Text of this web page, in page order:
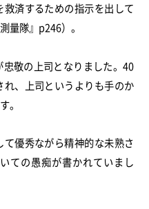
済するための指示を出して
量隊』p246）。
敬の上司となりました。40
、上司というよりも手のか
。
優秀ながら精神的な未熟さ
ての愚痴が書かれていまし